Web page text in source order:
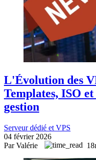
L'Évolution des
Templates, ISO
gestion
Serveur dédié et VPS
04 février 2026
Par Valérie